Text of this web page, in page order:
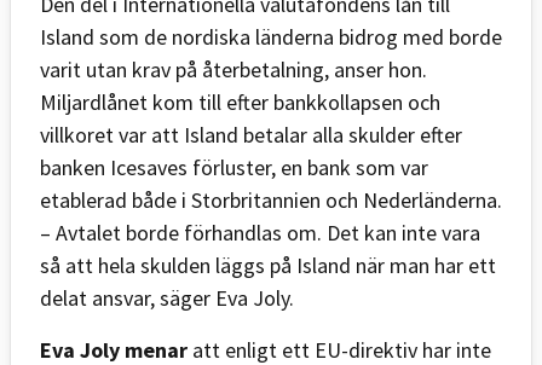
Island som de nordiska länderna bidrog med borde
varit utan krav på återbetalning, anser hon.
Miljardlånet kom till efter bankkollapsen och
villkoret var att Island betalar alla skulder efter
banken Icesaves förluster, en bank som var
etablerad både i Storbritannien och Nederländerna.
– Avtalet borde förhandlas om. Det kan inte vara
så att hela skulden läggs på Island när man har ett
delat ansvar, säger Eva Joly.
Eva Joly menar att enligt ett EU-direktiv har inte